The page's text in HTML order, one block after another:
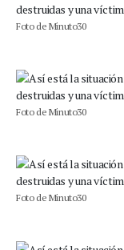
Foto de Minuto30
Foto de Minuto30
Foto de Minuto30